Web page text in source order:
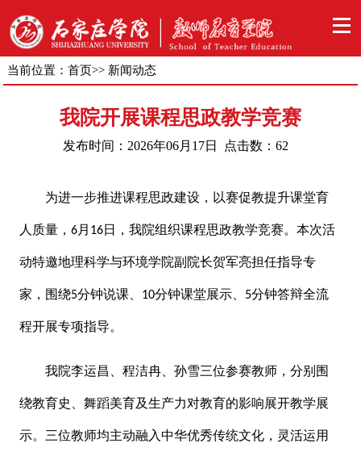
当前位置：首页>> 新闻动态
我院开展课程思政教学竞赛
发布时间：2026年06月17日 点击数： 62
为进一步推进课程思政建设 ，以赛促教提升课堂育
人质量，6月 16日，我院组织课程思政教学竞赛。本次活
动特邀地理科学与环境学院副院长贺军亮担任指导专
家 ， 围绕5分钟说课、 10分钟课堂展示、 5分钟答辩全流
程开展专项指导。
我院李运昌、程洁冉、孙雪三位参赛教师，分别围
绕教育史、舞蹈美育及生产力对教育的影响展开教学展
示。三位教师均主动融入中华优秀传统文化，灵活运用